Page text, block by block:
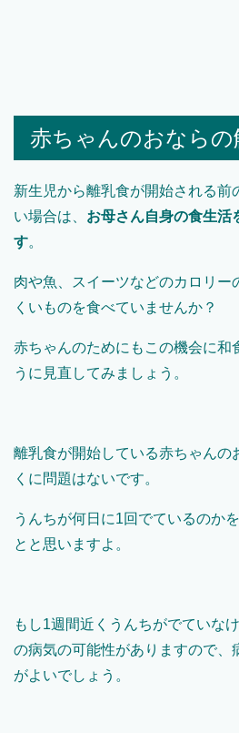
赤ちゃんのおならの
新生児から離乳食が開始される前
い場合は、 お母さん自身の食生活
す。
肉や魚、スイーツなどのカロリー
くいものを食べていませんか？
赤ちゃんのためにもこの機会に和
うに見直してみましょう。
離乳食が開始している赤ちゃんの
くに問題はないです。
うんちが何日に1回でているのか
とと思いますよ。
もし1週間近くうんちがでていな
の病気の可能性がありますので、
がよいでしょう。